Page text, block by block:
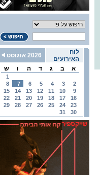
לוח
האירועים
2026 אוגוסט
א
ב ג ד ה ו ש
1
2
3
4
5
6
7
8
9
10
11
12
13
14
15
16
17
18
19
20
21
22
23
24
25
26
27
28
29
30
31